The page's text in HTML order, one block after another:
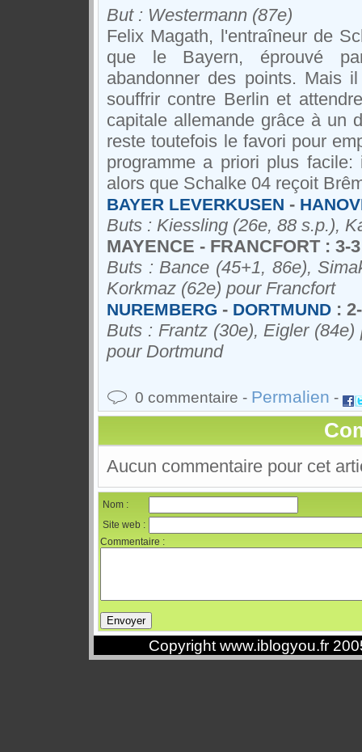
But : Westermann (87e)
Felix Magath, l'entraîneur de
que le Bayern, éprouvé
abandonner des points. Mais
souffrir contre Berlin et
capitale allemande grâce à un
reste toutefois le favori pour
programme a priori plus
alors que Schalke 04 reçoit
BAYER LEVERKUSEN -
Buts : Kiessling (26e, 88 s.p.),
MAYENCE - FRANCFORT : 3-3
Buts : Bance (45+1, 86e),
Korkmaz (62e) pour Francfort
NUREMBERG - DORTMUND :
Buts : Frantz (30e), Eigler
pour Dortmund
0 commentaire - Permalien -
Aucun commentaire pour cet
Nom :
Site web :
Commentaire :
Copyright www.iblogyou.fr